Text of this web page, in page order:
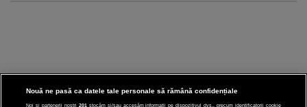
Nouă ne pasă ca datele tale personale să rămână confidențiale
Noi și partenerii noștri 201 stocăm și/sau accesăm informații pe dispozitivul dvs., precum identificatorii cookie